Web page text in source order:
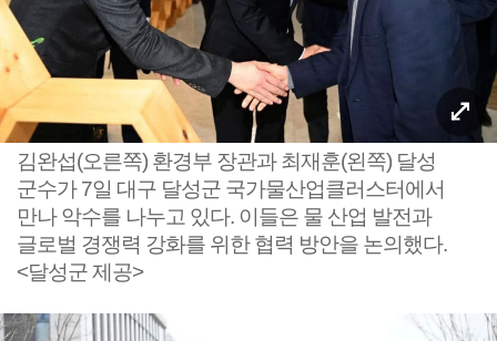
김완섭(오른쪽) 환경부 장관과 최재훈(왼쪽) 달성
군수가 7일 대구 달성군 국가물산업클러스터에서
만나 악수를 나누고 있다. 이들은 물 산업 발전과
글로벌 경쟁력 강화를 위한 협력 방안을 논의했다.
<달성군 제공>